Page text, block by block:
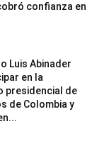
confianza en
Luis Abinader
en la
presidencial de
de Colombia y